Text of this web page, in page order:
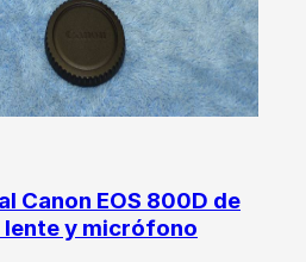
Canon EOS 800D de
lente y micrófono